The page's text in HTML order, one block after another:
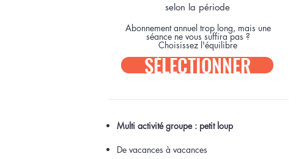
Abonnement annuel trop long, mais une
séance ne vous suffira pas ?
Choisissez l'équilibre
SÉLECTIONNER
Multi activité groupe : petit loup
De vacances à vacances
selon la période